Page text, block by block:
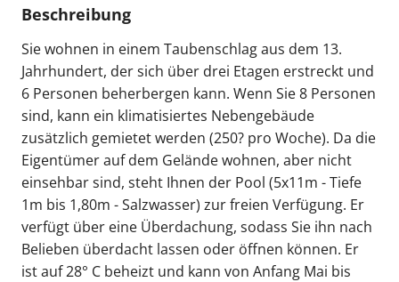
Beschreibung
Sie wohnen in einem Taubenschlag aus dem 13.
Jahrhundert, der sich über drei Etagen erstreckt und
6 Personen beherbergen kann. Wenn Sie 8 Personen
sind, kann ein klimatisiertes Nebengebäude
zusätzlich gemietet werden (250? pro Woche). Da die
Eigentümer auf dem Gelände wohnen, aber nicht
einsehbar sind, steht Ihnen der Pool (5x11m - Tiefe
1m bis 1,80m - Salzwasser) zur freien Verfügung. Er
verfügt über eine Überdachung, sodass Sie ihn nach
Belieben überdacht lassen oder öffnen können. Er
ist auf 28° C beheizt und kann von Anfang Mai bis